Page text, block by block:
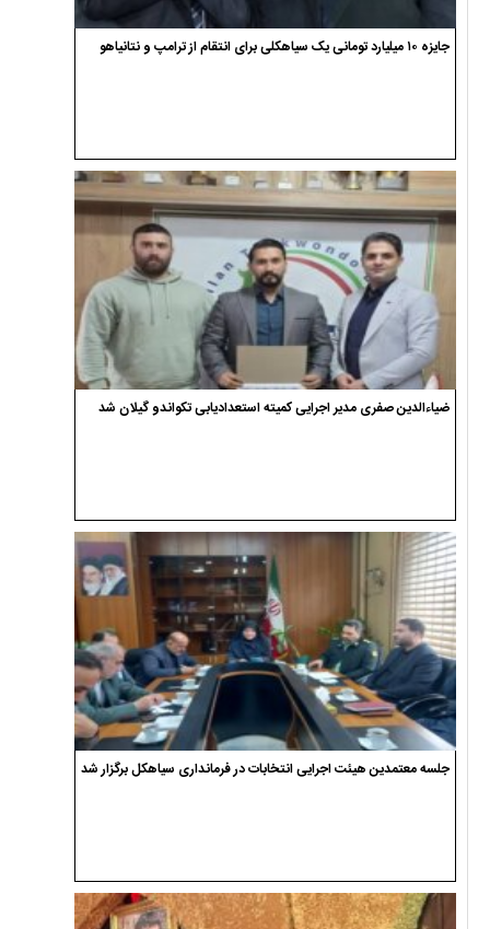
جایزه ۱۰ میلیارد تومانی یک سیاهکلی برای انتقام از ترامپ و نتانیاهو
ضیاءالدین صفری مدیر اجرایی کمیته استعدادیابی تکواندو گیلان شد
جلسه معتمدین هیئت اجرایی انتخابات در فرمانداری سیاهکل برگزار شد